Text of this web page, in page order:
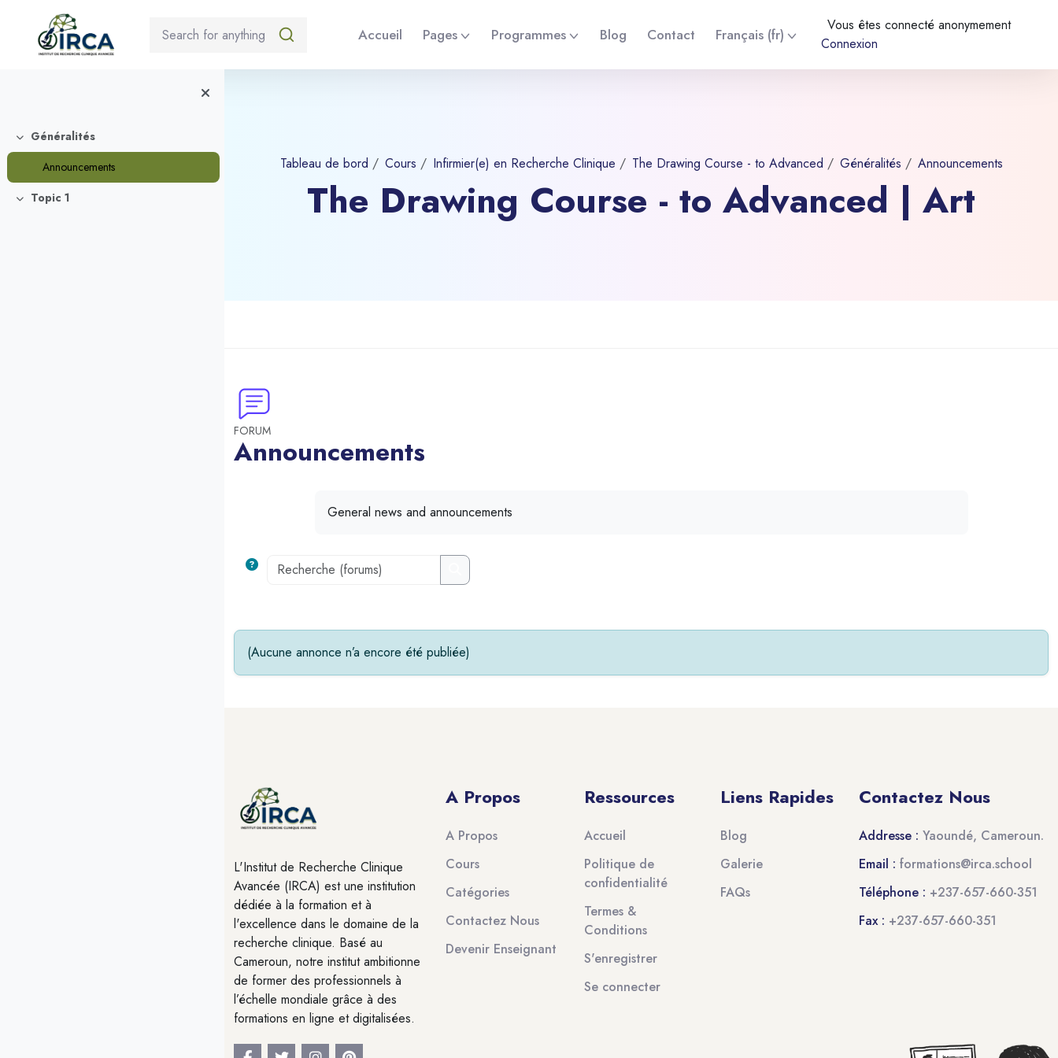
Accueil Pages Programmes Blog Contact Français ‎(fr)‎
Vous êtes connecté anonymement
Connexion
Replier
Généralités
Announcements
Replier
Topic 1
Tableau de bord Cours Infirmier(e) en Recherche Clinique The Drawing Course - to Advanced Généralités Announcements
The Drawing Course - to Advanced | Art
FORUM
Announcements
General news and announcements
Recherche (forums)
Recherche (forums)
(Aucune annonce n’a encore été publiée)
L'Institut de Recherche Clinique
Avancée (IRCA) est une institution
dédiée à la formation et à
l'excellence dans le domaine de la
recherche clinique. Basé au
Cameroun, notre institut ambitionne
de former des professionnels à
l’échelle mondiale grâce à des
formations en ligne et digitalisées.
A Propos
A Propos
Cours
Catégories
Contactez Nous
Devenir Enseignant
Ressources
Accueil
Politique de
confidentialité
Termes &
Conditions
S'enregistrer
Se connecter
Liens Rapides
Blog
Galerie
FAQs
Contactez Nous
Addresse : Yaoundé, Cameroun.
Email : formations@irca.school
Téléphone : +237-657-660-351
Fax : +237-657-660-351